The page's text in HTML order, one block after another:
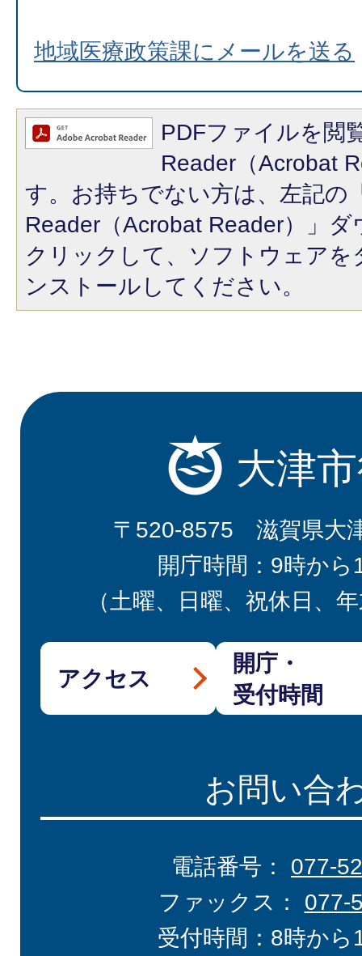
地域医療政策課にメールを送る
PDFファイルを閲
Reader（Acrobat
す。お持ちでない方は、左記の
Reader（Acrobat Reader）」
クリックして、ソフトウェア
ンストールしてください。
大津
〒520-8575 滋賀県大
開庁時間：9時から
（土曜、日曜、祝休日、
アクセス
開庁・
受付時間
お問い合
電話番号： 077-
ファックス： 077-
受付時間：8時から